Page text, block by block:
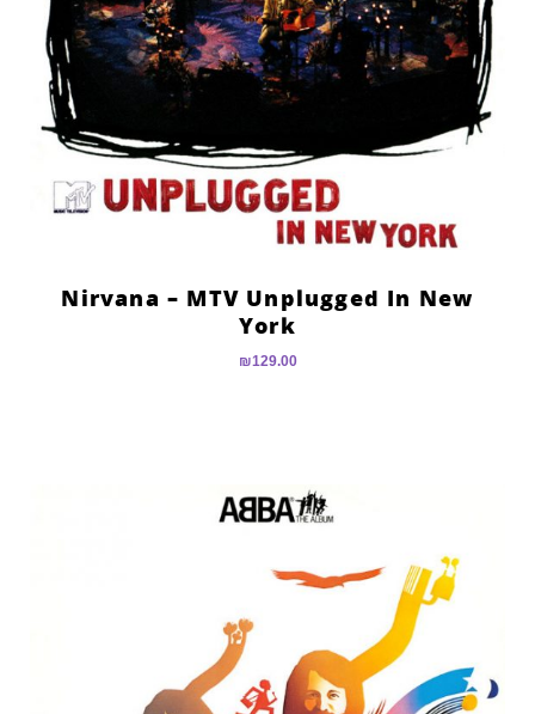
Nirvana – MTV Unplugged In New
York
₪129.00